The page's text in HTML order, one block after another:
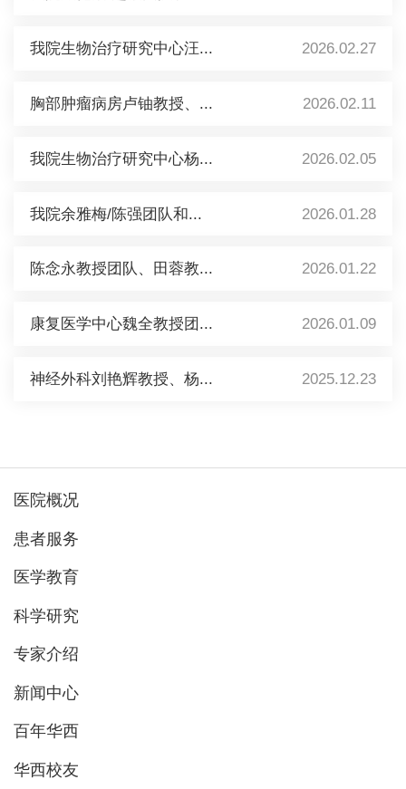
我院生物治疗研究中心汪... 2026.02.27
胸部肿瘤病房卢铀教授、... 2026.02.11
我院生物治疗研究中心杨... 2026.02.05
我院余雅梅/陈强团队和... 2026.01.28
陈念永教授团队、田蓉教... 2026.01.22
康复医学中心魏全教授团... 2026.01.09
神经外科刘艳辉教授、杨... 2025.12.23
医院概况
患者服务
医学教育
科学研究
专家介绍
新闻中心
百年华西
华西校友